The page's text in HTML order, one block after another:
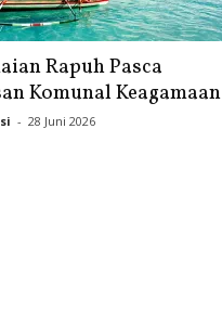
Rapuh Pasca
Komunal Keagamaan
- 28 Juni 2026